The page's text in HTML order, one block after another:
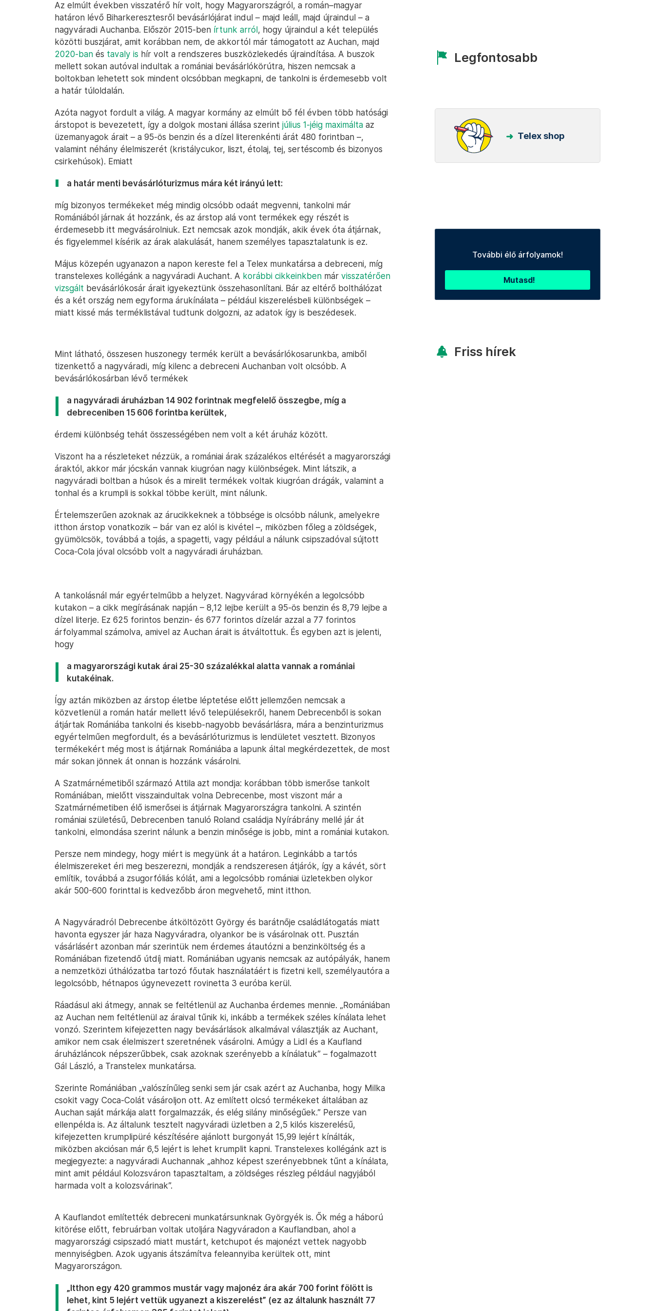
Az elmúlt években visszatérő hír volt, hogy Magyarországról, a román–magyar
határon lévő Biharkeresztesről bevásárlójárat indul – majd leáll, majd újraindul – a
nagyváradi Auchanba. Először 2015-ben írtunk arról, hogy újraindul a két település
közötti buszjárat, amit korábban nem, de akkortól már támogatott az Auchan, majd
2020-ban és tavaly is hír volt a rendszeres buszközlekedés újraindítása. A buszok
mellett sokan autóval indultak a romániai bevásárlókörútra, hiszen nemcsak a
boltokban lehetett sok mindent olcsóbban megkapni, de tankolni is érdemesebb volt
a határ túloldalán.
Azóta nagyot fordult a világ. A magyar kormány az elmúlt bő fél évben több hatósági
árstopot is bevezetett, így a dolgok mostani állása szerint július 1-jéig maximálta az
üzemanyagok árait – a 95-ös benzin és a dízel literenkénti árát 480 forintban –,
valamint néhány élelmiszerét (kristálycukor, liszt, étolaj, tej, sertéscomb és bizonyos
csirkehúsok). Emiatt
a határ menti bevásárlóturizmus mára két irányú lett:
míg bizonyos termékeket még mindig olcsóbb odaát megvenni, tankolni már
Romániából járnak át hozzánk, és az árstop alá vont termékek egy részét is
érdemesebb itt megvásárolniuk. Ezt nemcsak azok mondják, akik évek óta átjárnak,
és figyelemmel kísérik az árak alakulását, hanem személyes tapasztalatunk is ez.
Május közepén ugyanazon a napon kereste fel a Telex munkatársa a debreceni, míg
transtelexes kollégánk a nagyváradi Auchant. A korábbi cikkeinkben már visszatérően
vizsgált bevásárlókosár árait igyekeztünk összehasonlítani. Bár az eltérő bolthálózat
és a két ország nem egyforma árukínálata – például kiszerelésbeli különbségek –
miatt kissé más terméklistával tudtunk dolgozni, az adatok így is beszédesek.
Mint látható, összesen huszonegy termék került a bevásárlókosarunkba, amiből
tizenkettő a nagyváradi, míg kilenc a debreceni Auchanban volt olcsóbb. A
bevásárlókosárban lévő termékek
a nagyváradi áruházban 14 902 forintnak megfelelő összegbe, míg a
debreceniben 15 606 forintba kerültek,
érdemi különbség tehát összességében nem volt a két áruház között.
Viszont ha a részleteket nézzük, a romániai árak százalékos eltérését a magyarországi
áraktól, akkor már jócskán vannak kiugróan nagy különbségek. Mint látszik, a
nagyváradi boltban a húsok és a mirelit termékek voltak kiugróan drágák, valamint a
tonhal és a krumpli is sokkal többe került, mint nálunk.
Értelemszerűen azoknak az árucikkeknek a többsége is olcsóbb nálunk, amelyekre
itthon árstop vonatkozik – bár van ez alól is kivétel –, miközben főleg a zöldségek,
gyümölcsök, továbbá a tojás, a spagetti, vagy például a nálunk csipszadóval sújtott
Coca-Cola jóval olcsóbb volt a nagyváradi áruházban.
A tankolásnál már egyértelműbb a helyzet. Nagyvárad környékén a legolcsóbb
kutakon – a cikk megírásának napján – 8,12 lejbe került a 95-ös benzin és 8,79 lejbe a
dízel literje. Ez 625 forintos benzin- és 677 forintos dízelár azzal a 77 forintos
árfolyammal számolva, amivel az Auchan árait is átváltottuk. És egyben azt is jelenti,
hogy
a magyarországi kutak árai 25-30 százalékkal alatta vannak a romániai
kutakéinak.
Így aztán miközben az árstop életbe léptetése előtt jellemzően nemcsak a
közvetlenül a román határ mellett lévő településekről, hanem Debrecenből is sokan
átjártak Romániába tankolni és kisebb-nagyobb bevásárlásra, mára a benzinturizmus
egyértelműen megfordult, és a bevásárlóturizmus is lendületet vesztett. Bizonyos
termékekért még most is átjárnak Romániába a lapunk által megkérdezettek, de most
már sokan jönnek át onnan is hozzánk vásárolni.
A Szatmárnémetiből származó Attila azt mondja: korábban több ismerőse tankolt
Romániában, mielőtt visszaindultak volna Debrecenbe, most viszont már a
Szatmárnémetiben élő ismerősei is átjárnak Magyarországra tankolni. A szintén
romániai születésű, Debrecenben tanuló Roland családja Nyírábrány mellé jár át
tankolni, elmondása szerint nálunk a benzin minősége is jobb, mint a romániai kutakon.
Persze nem mindegy, hogy miért is megyünk át a határon. Leginkább a tartós
élelmiszereket éri meg beszerezni, mondják a rendszeresen átjárók, így a kávét, sört
említik, továbbá a zsugorfóliás kólát, ami a legolcsóbb romániai üzletekben olykor
akár 500-600 forinttal is kedvezőbb áron megvehető, mint itthon.
A Nagyváradról Debrecenbe átköltözött György és barátnője családlátogatás miatt
havonta egyszer jár haza Nagyváradra, olyankor be is vásárolnak ott. Pusztán
vásárlásért azonban már szerintük nem érdemes átautózni a benzinköltség és a
Romániában fizetendő útdíj miatt. Romániában ugyanis nemcsak az autópályák, hanem
a nemzetközi úthálózatba tartozó főutak használatáért is fizetni kell, személyautóra a
legolcsóbb, hétnapos úgynevezett rovinetta 3 euróba kerül.
Ráadásul aki átmegy, annak se feltétlenül az Auchanba érdemes mennie. „Romániában
az Auchan nem feltétlenül az áraival tűnik ki, inkább a termékek széles kínálata lehet
vonzó. Szerintem kifejezetten nagy bevásárlások alkalmával választják az Auchant,
amikor nem csak élelmiszert szeretnének vásárolni. Amúgy a Lidl és a Kaufland
áruházláncok népszerűbbek, csak azoknak szerényebb a kínálatuk” – fogalmazott
Gál László, a Transtelex munkatársa.
Szerinte Romániában „valószínűleg senki sem jár csak azért az Auchanba, hogy Milka
csokit vagy Coca-Colát vásároljon ott. Az említett olcsó termékeket általában az
Auchan saját márkája alatt forgalmazzák, és elég silány minőségűek.” Persze van
ellenpélda is. Az általunk tesztelt nagyváradi üzletben a 2,5 kilós kiszerelésű,
kifejezetten krumplipüré készítésére ajánlott burgonyát 15,99 lejért kínálták,
miközben akciósan már 6,5 lejért is lehet krumplit kapni. Transtelexes kollégánk azt is
megjegyezte: a nagyváradi Auchannak „ahhoz képest szerényebbnek tűnt a kínálata,
mint amit például Kolozsváron tapasztaltam, a zöldséges részleg például nagyjából
harmada volt a kolozsvárinak”.
A Kauflandot említették debreceni munkatársunknak Györgyék is. Ők még a háború
kitörése előtt, februárban voltak utoljára Nagyváradon a Kauflandban, ahol a
magyarországi csipszadó miatt mustárt, ketchupot és majonézt vettek nagyobb
mennyiségben. Azok ugyanis átszámítva feleannyiba kerültek ott, mint
Magyarországon.
„Itthon egy 420 grammos mustár vagy majonéz ára akár 700 forint fölött is
lehet, kint 5 lejért vettük ugyanezt a kiszerelést” (ez az általunk használt 77
Legfontosabb
Telex shop
További élő árfolyamok!
Mutasd!
Friss hírek